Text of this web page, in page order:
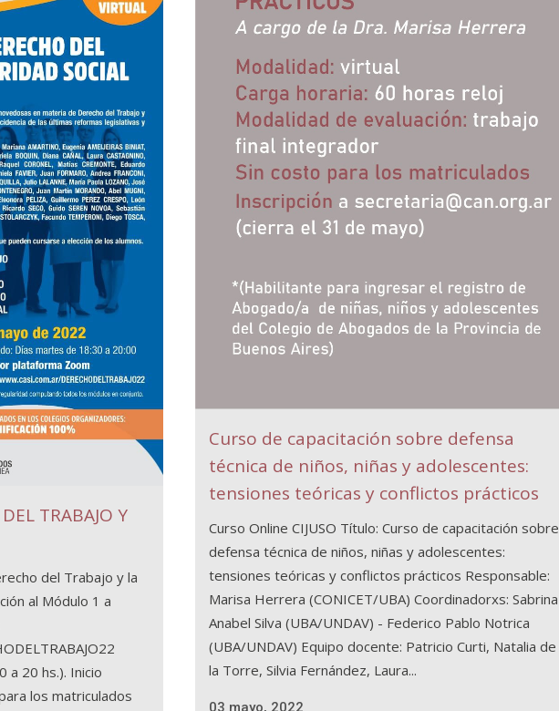
Curso de capacitación sobre defensa
técnica de niños, niñas y adolescentes:
tensiones teóricas y conflictos prácticos
Curso Online CIJUSO Título: Curso de capacitación sobre
defensa técnica de niños, niñas y adolescentes:
tensiones teóricas y conflictos prácticos Responsable:
Marisa Herrera (CONICET/UBA) Coordinadorxs: Sabrina
Anabel Silva (UBA/UNDAV) - Federico Pablo Notrica
(UBA/UNDAV) Equipo docente: Patricio Curti, Natalia de
la Torre, Silvia Fernández, Laura...
03 mayo, 2022
TRABAJO Y
del Trabajo y la
al Módulo 1 a
a 20 hs.). Inicio
los matriculados